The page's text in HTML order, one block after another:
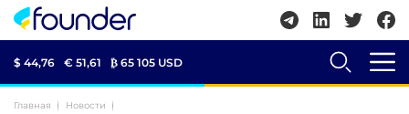
$ 44,76 € 51,61 ₿ 65 105 USD
Главная
Новости